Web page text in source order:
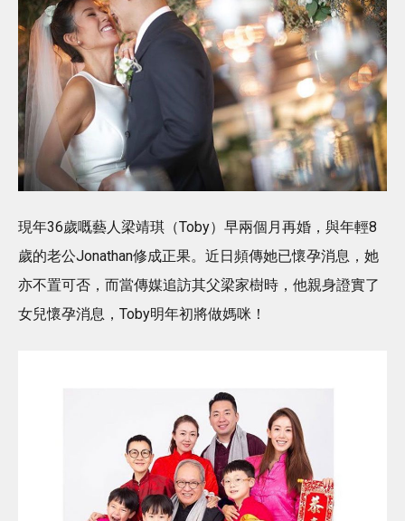
現年36歲嘅藝人梁靖琪（Toby）早兩個月再婚，與年輕8
歲的老公Jonathan修成正果。近日頻傳她已懷孕消息，她
亦不置可否，而當傳媒追訪其父梁家樹時，他親身證實了
女兒懷孕消息，Toby明年初將做媽咪！